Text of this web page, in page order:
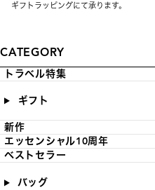
ギフトラッピングにて承ります。
CATEGORY
トラベル特集
ギフト
新作
エッセンシャル10周年
ベストセラー
バッグ